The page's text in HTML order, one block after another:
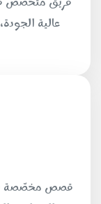
عالية
قصص مخصّصة